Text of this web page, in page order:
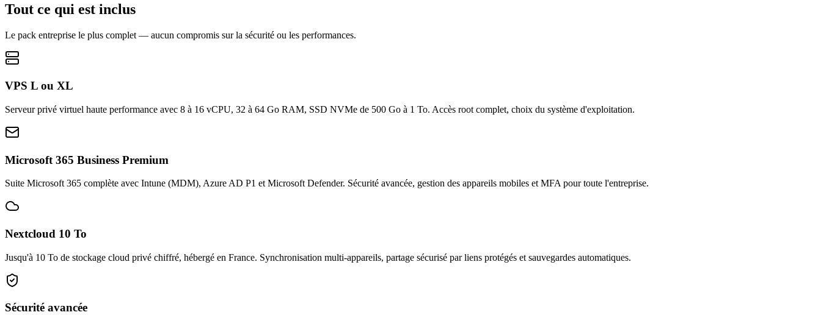
Tout ce qui est inclus
Le pack entreprise le plus complet — aucun compromis sur la sécurité ou les performances.
VPS L ou XL
Serveur privé virtuel haute performance avec 8 à 16 vCPU, 32 à 64 Go RAM, SSD NVMe de 500 Go à 1 To. Accès root complet, choix du système d'exploitation.
Microsoft 365 Business Premium
Suite Microsoft 365 complète avec Intune (MDM), Azure AD P1 et Microsoft Defender. Sécurité avancée, gestion des appareils mobiles et MFA pour toute l'entreprise.
Nextcloud 10 To
Jusqu'à 10 To de stockage cloud privé chiffré, hébergé en France. Synchronisation multi-appareils, partage sécurisé par liens protégés et sauvegardes automatiques.
Sécurité avancée